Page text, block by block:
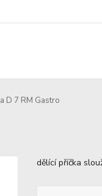
D 7 RM Gastro
dělící příčka